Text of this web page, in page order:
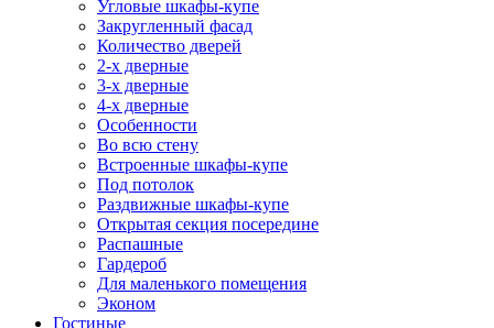
Угловые шкафы-купе
Закругленный фасад
Количество дверей
2-х дверные
3-х дверные
4-х дверные
Особенности
Во всю стену
Встроенные шкафы-купе
Под потолок
Раздвижные шкафы-купе
Открытая секция посередине
Распашные
Гардероб
Для маленького помещения
Эконом
Гостиные